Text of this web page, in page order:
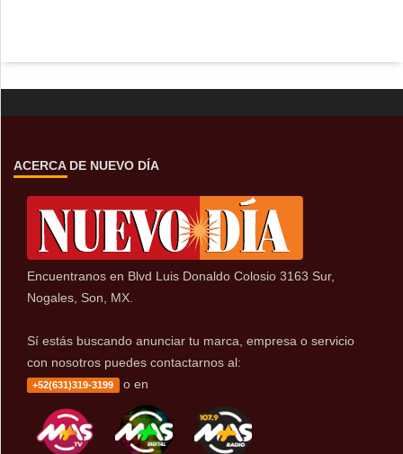
ACERCA DE NUEVO DÍA
Encuentranos en Blvd Luis Donaldo Colosio 3163 Sur,
Nogales, Son, MX.
Sí estás buscando anunciar tu marca, empresa o servicio
con nosotros puedes contactarnos al:
+52(631)319-3199 o en